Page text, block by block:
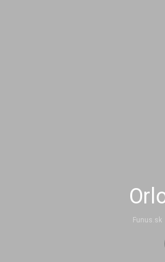
Funus.sk